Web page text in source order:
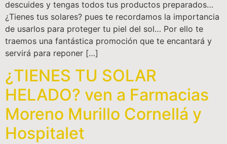
descuides y tengas todos tus productos preparados…
¿Tienes tus solares? pues te recordamos la importancia
de usarlos para proteger tu piel del sol… Por ello te
traemos una fantástica promoción que te encantará y
servirá para reponer […]
¿TIENES TU SOLAR
HELADO? ven a Farmacias
Moreno Murillo Cornellá y
Hospitalet